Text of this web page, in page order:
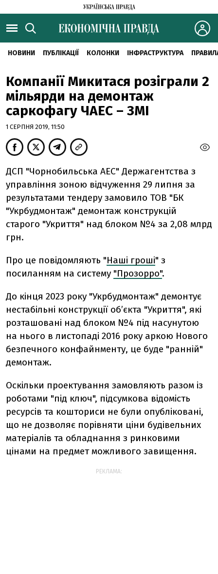
НОВИНИ ПУБЛІКАЦІЇ КОЛОНКИ ІНФРАСТРУКТУРА
Компанії Микитася розіграли 2
мільярди на демонтаж
саркофагу ЧАЕС – ЗМІ
1 СЕРПНЯ 2019, 11:50
ДСП "Чорнобильська АЕС" Держагентства з
управління зоною відчуження 29 липня за
результатами тендеру замовило ТОВ "БК
"Укрбудмонтаж" демонтаж конструкцій
старого "Укриття" над блоком №4 за 2,08 млрд
грн.
Про це повідомляють "Наші гроші" з
посиланням на систему "Прозорро".
До кінця 2023 року "Укрбудмонтаж" демонтує
нестабільні конструкції об’єкта "Укриття", які
розташовані над блоком №4 під насунутою
на нього в листопаді 2016 року аркою Нового
безпечного конфайнменту, це буде "ранній"
демонтаж.
Оскільки проектування замовляють разом із
роботами "під ключ", підсумкова відомість
ресурсів та кошториси не були опубліковані,
що не дозволяє порівняти ціни будівельних
матеріалів та обладнання з ринковими
цінами на предмет можливого завищення.
РЕКЛАМА: